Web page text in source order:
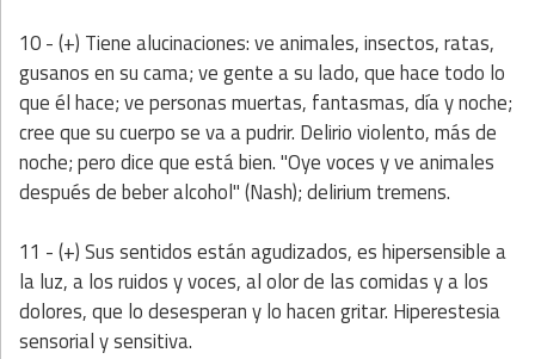
10 - (+) Tiene alucinaciones: ve animales, insectos, ratas,
gusanos en su cama; ve gente a su lado, que hace todo lo
que él hace; ve personas muertas, fantasmas, día y noche;
cree que su cuerpo se va a pudrir. Delirio violento, más de
noche; pero dice que está bien. "Oye voces y ve animales
después de beber alcohol" (Nash); delirium tremens.
11 - (+) Sus sentidos están agudizados, es hipersensible a
la luz, a los ruidos y voces, al olor de las comidas y a los
dolores, que lo desesperan y lo hacen gritar. Hiperestesia
sensorial y sensitiva.